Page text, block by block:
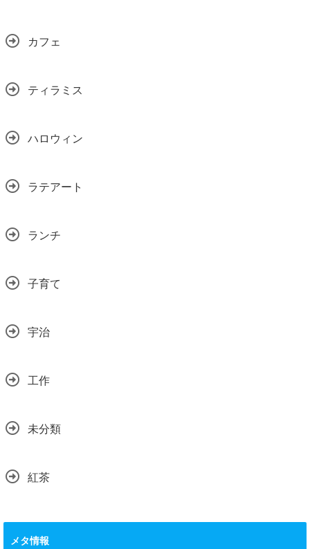
カフェ
ティラミス
ハロウィン
ラテアート
ランチ
子育て
宇治
工作
未分類
紅茶
メタ情報